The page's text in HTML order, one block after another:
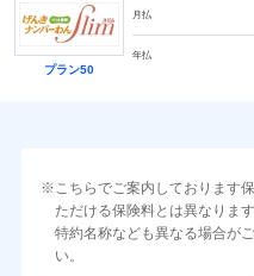
プラン50
月払
年払
こちらでご案内しております
ただける保険料とは異なりま
特約名称なども異なる場合が
い。